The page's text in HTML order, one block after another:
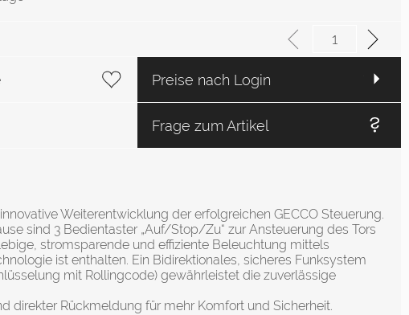
Preise nach Login
Frage zum Artikel
Weiterentwicklung der erfolgreichen GECCO Steuerung.
sind 3 Bedientaster „Auf/Stop/Zu“ zur Ansteuerung des Tors
stromsparende und effiziente Beleuchtung mittels
ist enthalten. Ein Bidirektionales, sicheres Funksystem
mit Rollingcode) gewährleistet die zuverlässige
direkter Rückmeldung für mehr Komfort und Sicherheit.